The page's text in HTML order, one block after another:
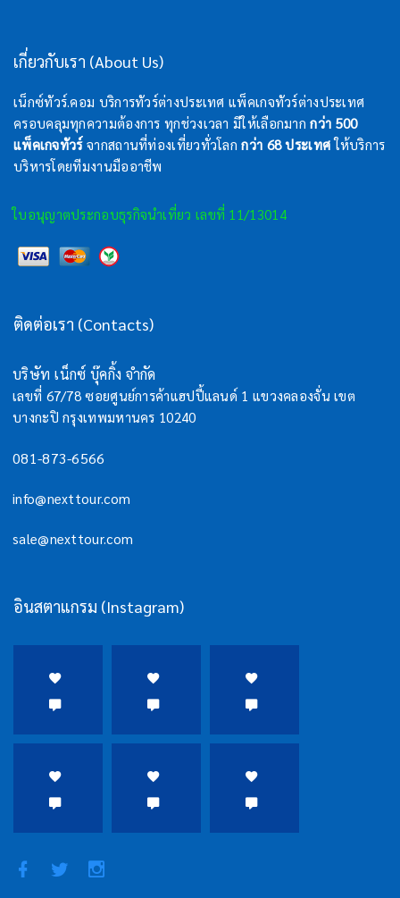
เกี่ยวกับเรา (About Us)
เน็กซ์ทัวร์.คอม บริการทัวร์ต่างประเทศ แพ็คเกจทัวร์ต่างประเทศ
ครอบคลุมทุกความต้องการ ทุกช่วงเวลา มีให้เลือกมากกว่า 500
แพ็คเกจทัวร์จากสถานที่ท่องเที่ยวทั่วโลกกว่า 68 ประเทศให้บริการ
บริหารโดยทีมงานมืออาชีพ
ใบอนุญาตประกอบธุรกิจนำเที่ยว เลขที่ 11/13014
ติดต่อเรา (Contacts)
บริษัท เน็กซ์ บุ๊คกิ้ง จำกัด
เลขที่ 67/78 ซอยศูนย์การค้าแฮปปี้แลนด์ 1 แขวงคลองจั่น เขต
บางกะปิ กรุงเทพมหานคร 10240
081-873-6566
info@nexttour.com
sale@nexttour.com
อินสตาแกรม (Instagram)